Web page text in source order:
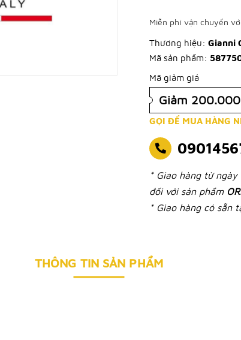
Miễn phí vận chuyển
Thương hiệu: Gianni
Mã sản phẩm:
Mã giảm giá
Giảm
GỌI ĐỂ MUA HÀNG
* Giao hàng từ
đối với sản phẩm
* Giao hàng có sẵn
THÔNG TIN SẢN PHẨM